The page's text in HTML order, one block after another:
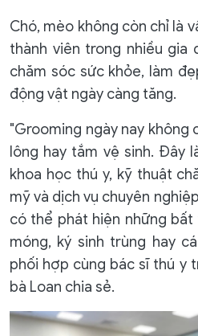
Chó, mèo không còn chỉ là
thành viên trong nhiều gia
chăm sóc sức khỏe, làm
động vật ngày càng tăng.
"Grooming ngày nay không
lông hay tắm vệ sinh. Đây
khoa học thú y, kỹ thuật
mỹ và dịch vụ chuyên
có thể phát hiện những
móng, ký sinh trùng hay
phối hợp cùng bác sĩ thú y
bà Loan chia sẻ.